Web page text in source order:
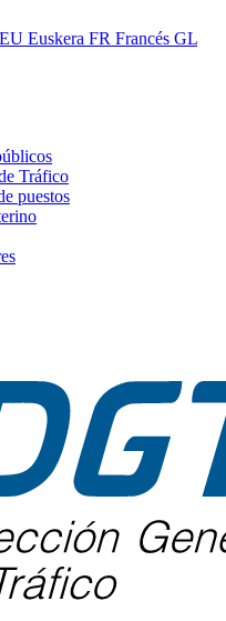
EU Euskera FR Francés GL
Tráfico
puestos